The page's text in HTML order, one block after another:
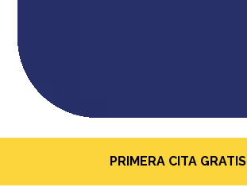
PRIMERA CITA GRATIS